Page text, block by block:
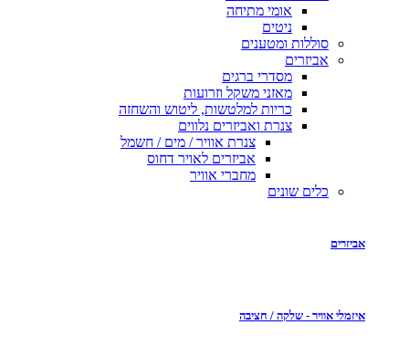
אומי מתיחה
ניטים
סוללות ומטענים
אביזרים
מסדרי ברגים
מאזני משקל וזרועות
כריות למלטשות, ליטוש והשחזה
צנרת ואביזרים נלווים
צנרת אוויר / מים / חשמל
אביזרים לאויר דחוס
מחברי אוויר
כלים שונים
אביזרים
איזמלי אוויר - שלקה / חציבה